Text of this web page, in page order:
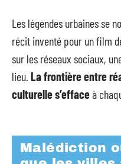
Les légendes urbaines se
récit inventé pour un film
sur les réseaux sociaux,
lieu. La frontière entre
culturelle s’effaceà
Malédiction